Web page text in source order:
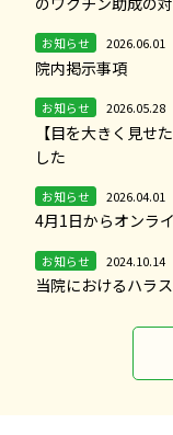
お知らせ 2026.06.01
院内掲示事項
お知らせ 2026.05.28
【目を大きく見せ
した
お知らせ 2026.04.01
4月1日からオンラ
お知らせ 2024.10.14
当院におけるハラ